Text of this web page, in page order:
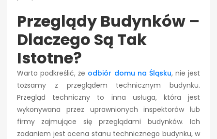
Przeglądy Budynków –
Dlaczego Są Tak
Istotne?
Warto podkreślić, że odbiór domu na Śląsku, nie jest
tożsamy z przeglądem technicznym budynku.
Przegląd techniczny to inna usługa, która jest
wykonywana przez uprawnionych inspektorów lub
firmy zajmujące się przeglądami budynków. Ich
zadaniem jest ocena stanu technicznego budynku, w